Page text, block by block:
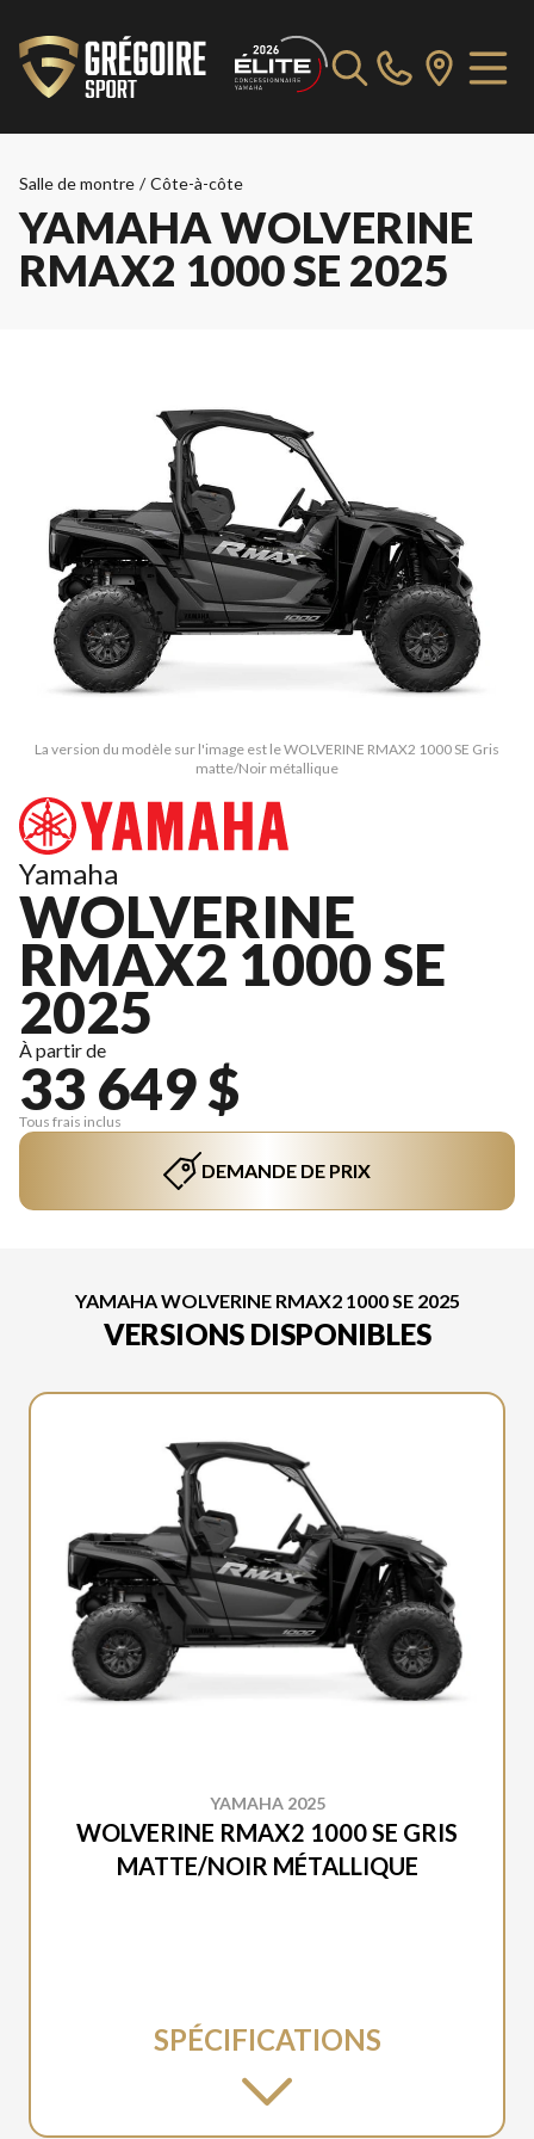
Salle de montre / Côte-à-côte
YAMAHA WOLVERINE
RMAX2 1000 SE 2025
La version du modèle sur l'image est le WOLVERINE RMAX2 1000 SE Gris
matte/Noir métallique
Yamaha
WOLVERINE
RMAX2 1000 SE
2025
À partir de
33 649 $
Tous frais inclus
DEMANDE DE PRIX
YAMAHA WOLVERINE RMAX2 1000 SE 2025
VERSIONS DISPONIBLES
YAMAHA 2025
WOLVERINE RMAX2 1000 SE GRIS
MATTE/NOIR MÉTALLIQUE
SPÉCIFICATIONS